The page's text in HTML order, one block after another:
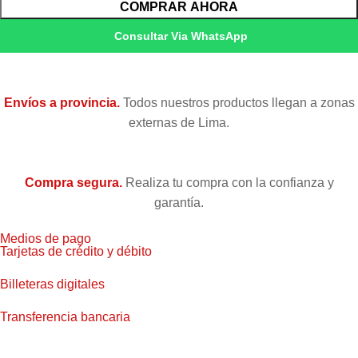
COMPRAR AHORA
Consultar Via WhatsApp
Envíos a provincia.Todos nuestros productos llegan a zonas
externas de Lima.
Compra segura.Realiza tu compra con la confianza y
garantía.
Medios de pago
Tarjetas de crédito y débito
Billeteras digitales
Transferencia bancaria